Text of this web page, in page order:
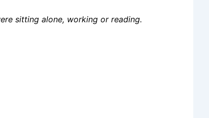
sitting alone, working or reading.